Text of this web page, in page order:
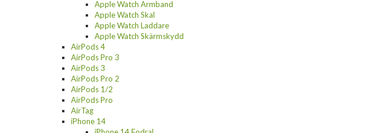
Apple Watch Armband
Apple Watch Skal
Apple Watch Laddare
Apple Watch Skärmskydd
AirPods 4
AirPods Pro 3
AirPods 3
AirPods Pro 2
AirPods 1/2
AirPods Pro
AirTag
iPhone 14